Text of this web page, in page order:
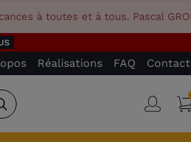
à toutes et à tous. Pascal
Réalisations FAQ Contact
Rechercher